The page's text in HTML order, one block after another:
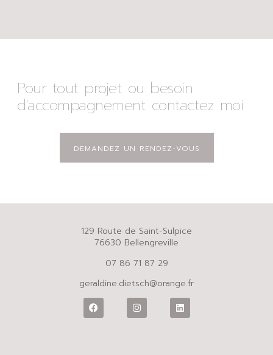
Pour tout projet ou besoin
d'accompagnement contactez moi
DEMANDEZ UN RENDEZ-VOUS
129 Route de Saint-Sulpice
76630 Bellengreville
07 86 71 87 29
geraldine.dietsch@orange.fr